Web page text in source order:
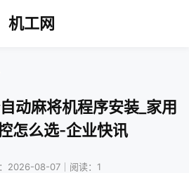
机工网
动麻将机程序安装_家用
怎么选-企业快讯
2026-08-07｜阅读：1